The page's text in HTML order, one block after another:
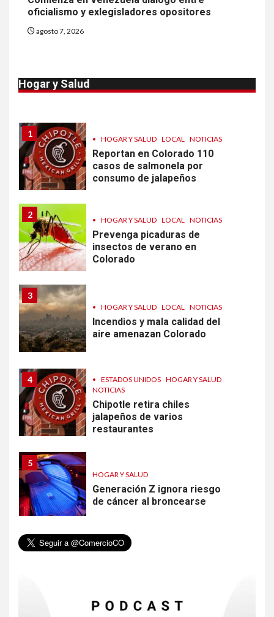
oficialismo y exlegisladores opositores
agosto 7, 2026
Hogar y Salud
EEUU este año que en 2025
Van 4,100 casos confirmados
por parásito que causa
1
• HOGAR Y SALUD LOCAL NOTICIAS
Reportan en Colorado 110
casos de salmonela por
consumo de jalapeños
2
• HOGAR Y SALUD LOCAL NOTICIAS
Prevenga picaduras de
insectos de verano en
Colorado
3
• HOGAR Y SALUD LOCAL NOTICIAS
Incendios y mala calidad del
aire amenazan Colorado
4 • ESTADOS UNIDOS HOGAR Y SALUD
NOTICIAS
Chipotle retira chiles
jalapeños de varios
restaurantes
5
HOGAR Y SALUD
Generación Z ignora riesgo
de cáncer al broncearse
6